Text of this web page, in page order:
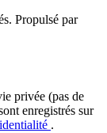
Propulsé par
privée (pas de
enregistrés sur
.